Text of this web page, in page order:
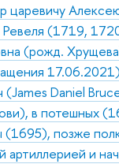
царевичу
(1719,
(рожд.
(James Daniel
в потешных
позже
и